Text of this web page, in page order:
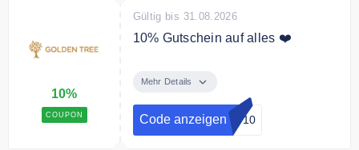
10%
COUPON
Gültig bis 31.08.2026
10% Gutschein auf alles ❤️
auf das gesamte Sortiment.
Bedingungen
Ab 80€ Mindestbestellwert.
Mehr Details
Code anzeigen N-10